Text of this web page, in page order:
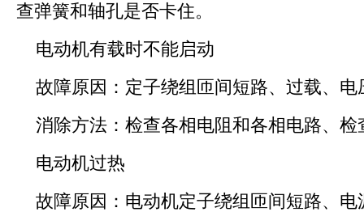
查弹簧和轴孔是否卡住。
电动机有载时不能启动
故障原因：定子绕组匝间短路、过载、电
消除方法：检查各相电阻和各相电路、
电动机过热
故障原因：电动机定子绕组匝间短路、